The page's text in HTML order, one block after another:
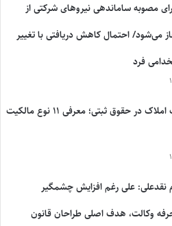
مصوبه ساماندهی نیروهای شرکتی از
می‌شود/ احتمال کاهش دریافتی با تغییر
فرد
انواع مالکیت املاک در حقوق ثبتی؛ معرفی ۱۱ نوع مالکیت
علی رغم افزایش چشمگیر
وکالت، هدف اصلی طراحان قانون